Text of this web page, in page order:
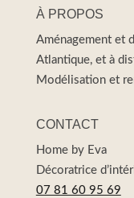
À PROPOS
Aménagement et
Atlantique, et à
Modélisation et
CONTACT
Home by Eva
Décoratrice
07 81 60 95 69